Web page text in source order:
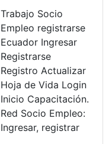
Trabajo Socio
Empleo registrarse
Ecuador Ingresar
Registrarse
Registro Actualizar
Hoja de Vida Login
Inicio Capacitación.
Red Socio Empleo:
Ingresar, registrar